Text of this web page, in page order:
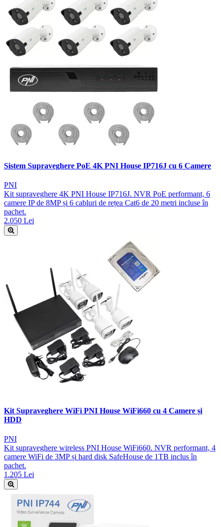
Sistem Supraveghere PoE 4K PNI House IP716J cu 6 Camere
PNI
Kit supraveghere 4K PNI House IP716J. NVR PoE performant, 6
camere IP de 8MP și 6 cabluri de rețea Cat6 de 20 metri incluse în
pachet.
2.050 Lei
Kit Supraveghere WiFi PNI House WiFi660 cu 4 Camere și
HDD
PNI
Kit supraveghere wireless PNI House WiFi660. NVR performant, 4
camere WiFi de 3MP și hard disk SafeHouse de 1TB inclus în
pachet.
1.205 Lei